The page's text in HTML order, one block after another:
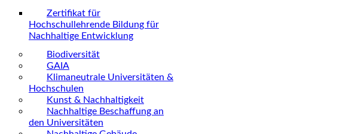
Zertifikat für
Hochschullehrende Bildung für
Nachhaltige Entwicklung
Biodiversität
GAIA
Klimaneutrale Universitäten &
Hochschulen
Kunst & Nachhaltigkeit
Nachhaltige Beschaffung an
den Universitäten